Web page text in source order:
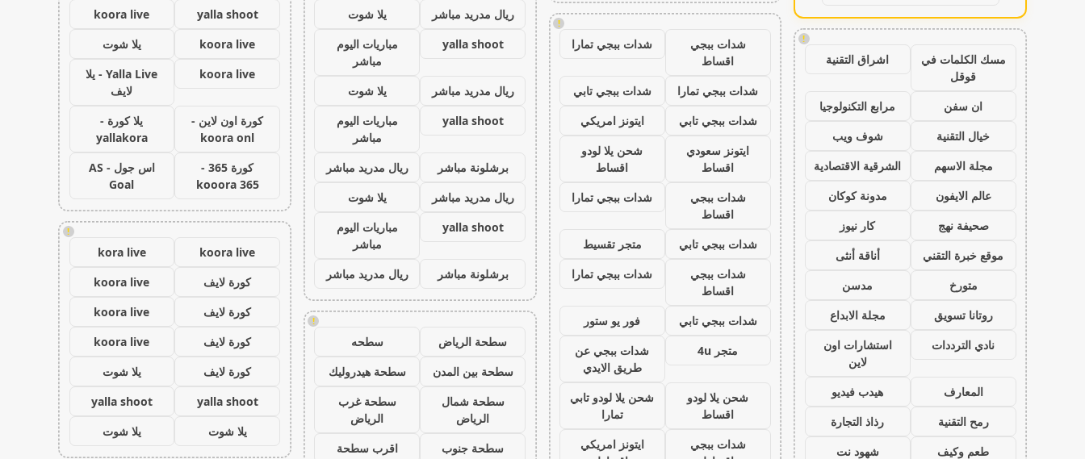
!
مسك الكلمات في
قوقل
اشراق التقنية
ان سفن
مرابع التكنولوجيا
خيال التقنية
شوف ويب
مجلة الاسهم
الشرقية الاقتصادية
عالم الايفون
مدونة كوكان
صحيفة نهج
كار نيوز
موقع خبرة التقني
أناقة أنثى
متورخ
مدسن
روتانا تسويق
مجلة الابداع
نادي الترددات
استشارات اون
لاين
المعارف
هيدب فيديو
رمح التقنية
رذاذ التجارة
طعم وكيف
شهود نت
!
شدات ببجي
اقساط
شدات ببجي تمارا
شدات ببجي تمارا
شدات ببجي تابي
شدات ببجي تابي
ايتونز امريكي
ايتونز سعودي
اقساط
شحن يلا لودو
اقساط
شدات ببجي
اقساط
شدات ببجي تمارا
شدات ببجي تابي
متجر تقسيط
شدات ببجي
اقساط
شدات ببجي تمارا
شدات ببجي تابي
فور يو ستور
متجر 4u
شدات ببجي عن
طريق الايدي
شحن يلا لودو
اقساط
شحن يلا لودو تابي
تمارا
شدات ببجي
ايتونز امريكي
ريال مدريد مباشر
يلا شوت
yalla shoot
مباريات اليوم
مباشر
ريال مدريد مباشر
يلا شوت
yalla shoot
مباريات اليوم
مباشر
برشلونة مباشر
ريال مدريد مباشر
ريال مدريد مباشر
يلا شوت
yalla shoot
مباريات اليوم
مباشر
برشلونة مباشر
ريال مدريد مباشر
!
سطحة الرياض
سطحه
سطحة بين المدن
سطحة هيدروليك
سطحة شمال
الرياض
سطحة غرب
الرياض
سطحة جنوب
اقرب سطحة
yalla shoot
koora live
koora live
يلا شوت
koora live
Yalla Live - يلا
لايف
كورة اون لاين -
koora onl
يلا كورة -
yallakora
كورة 365 -
kooora 365
اس جول - AS
Goal
!
koora live
kora live
كورة لايف
koora live
كورة لايف
koora live
كورة لايف
koora live
كورة لايف
يلا شوت
yalla shoot
yalla shoot
يلا شوت
يلا شوت